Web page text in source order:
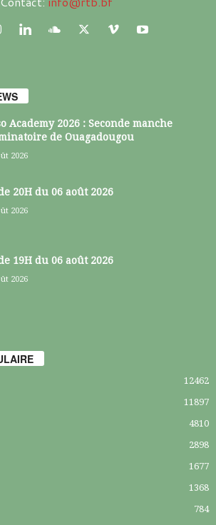
Academy 2026 : Seconde manche
de Ouagadougou
2026
20H du 06 août 2026
2026
19H du 06 août 2026
2026
12462
11897
4810
2898
1677
1368
784